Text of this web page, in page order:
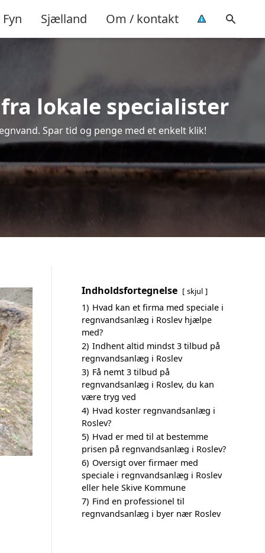
Fyn Sjælland Om / kontakt
lokale specialister
Spar tid og penge med et enkelt klik!
Indholdsfortegnelse skjul
1) Hvad kan et firma med speciale i
regnvandsanlæg i Roslev hjælpe
med?
2) Indhent altid mindst 3 tilbud på
regnvandsanlæg i Roslev
3) Få nemt 3 tilbud på
regnvandsanlæg i Roslev, du kan
være tryg ved
4) Hvad koster regnvandsanlæg i
Roslev?
5) Hvad er med til at bestemme
prisen på regnvandsanlæg i Roslev?
6) Oversigt over firmaer med
speciale i regnvandsanlæg i Roslev
eller hele Skive Kommune
7) Find en professionel til
regnvandsanlæg i byer nær Roslev